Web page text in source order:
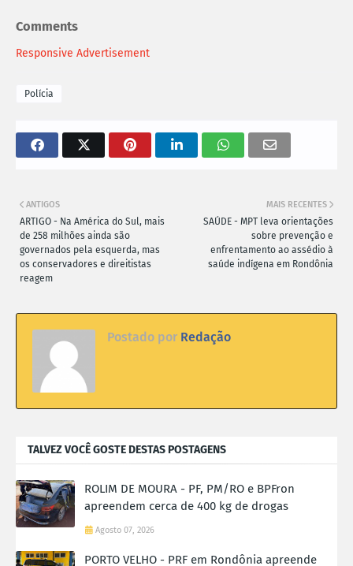
Comments
Responsive Advertisement
Polícia
MAIS RECENTES
SAÚDE - MPT leva orientações
sobre prevenção e
enfrentamento ao assédio à
saúde indígena em Rondônia
ANTIGOS
ARTIGO - Na América do Sul, mais
de 258 milhões ainda são
governados pela esquerda, mas
os conservadores e direitistas
reagem
Postado por Redação
TALVEZ VOCÊ GOSTE DESTAS POSTAGENS
ROLIM DE MOURA - PF, PM/RO e BPFron
apreendem cerca de 400 kg de drogas
Agosto 07, 2026
PORTO VELHO - PRF em Rondônia apreende